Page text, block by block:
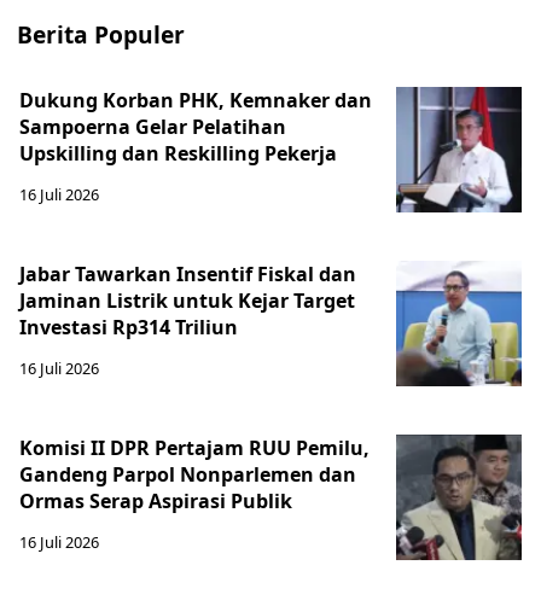
Berita Populer
Dukung Korban PHK, Kemnaker dan
Sampoerna Gelar Pelatihan
Upskilling dan Reskilling Pekerja
16 Juli 2026
Jabar Tawarkan Insentif Fiskal dan
Jaminan Listrik untuk Kejar Target
Investasi Rp314 Triliun
16 Juli 2026
Komisi II DPR Pertajam RUU Pemilu,
Gandeng Parpol Nonparlemen dan
Ormas Serap Aspirasi Publik
16 Juli 2026